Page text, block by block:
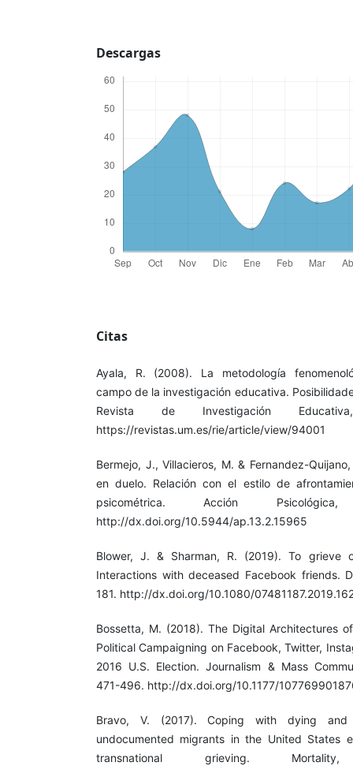
Descargas
Citas
Ayala, R. (2008). La metodología
campo de la investigación educativa.
Revista de Investigación
https://revistas.um.es/rie/article/view/94001
Bermejo, J., Villacieros, M. & Fernandez-
en duelo. Relación con el estilo de
psicométrica. Acción
http://dx.doi.org/10.5944/ap.13.2.15965
Blower, J. & Sharman, R. (2019). To grieve
Interactions with deceased Facebook friends.
181. http://dx.doi.org/10.1080/
Bossetta, M. (2018). The Digital Architectures
Political Campaigning on Facebook, Twitter,
2016 U.S. Election. Journalism & Mass
471-496. http://dx.doi.org/10.1177/
Bravo, V. (2017). Coping with dying
undocumented migrants in the United States
transnational grieving.